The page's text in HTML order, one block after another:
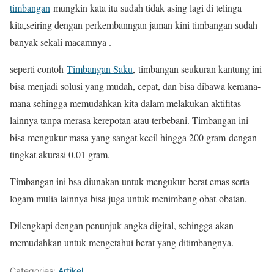
timbangan mungkin kata itu sudah tidak asing lagi di telinga
kita,seiring dengan perkembanngan jaman kini timbangan sudah
banyak sekali macamnya .
seperti contoh Timbangan Saku, timbangan seukuran kantung ini
bisa menjadi solusi yang mudah, cepat, dan bisa dibawa kemana-
mana sehingga memudahkan kita dalam melakukan aktifitas
lainnya tanpa merasa kerepotan atau terbebani. Timbangan ini
bisa mengukur masa yang sangat kecil hingga 200 gram dengan
tingkat akurasi 0.01 gram.
Timbangan ini bsa diunakan untuk mengukur berat emas serta
logam mulia lainnya bisa juga untuk menimbang obat-obatan.
Dilengkapi dengan penunjuk angka digital, sehingga akan
memudahkan untuk mengetahui berat yang ditimbangnya.